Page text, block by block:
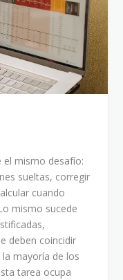
el mismo desafío:
sueltas, corregir
cuando
mismo sucede
deben coincidir
mayoría de los
tarea ocupa